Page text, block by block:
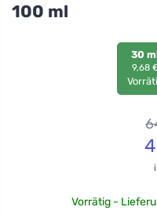
100 ml
30
9,68
Vorrätig -